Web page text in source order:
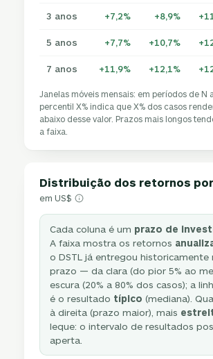
3 anos +7,2% +8,9%
5 anos +7,7% +10,7%
7 anos +11,9% +12,1%
Janelas móveis mensais: em períodos de N
percentil X% indica que X% dos casos
abaixo desse valor. Prazos mais longos
a faixa.
Distribuição dos retornos
em US$
Cada coluna é um prazo de
A faixa mostra os retornos
o DSTL já entregou historicamente
prazo — da clara (do pior 5% ao
escura (20% a 80% dos casos); a
é o resultado típico (mediana).
à direita (prazo maior), mais
leque: o intervalo de resultados
aperta.